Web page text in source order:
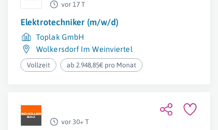
vor 17 T
Elektrotechniker (m/w/d)
Toplak GmbH
Wolkersdorf Im Weinviertel
Vollzeit ab 2.948,85€ pro Monat
vor 30+ T